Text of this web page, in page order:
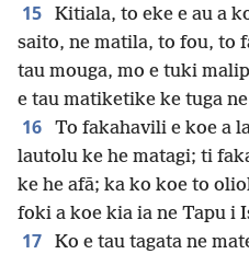
15
Kitiala, to eke e au a
saito, ne matila, to fou, to
tau mouga, mo e tuki
e tau matiketike ke tuga
16
To fakahavili e koe a
lautolu ke he matagi; ti
ke he afā; ka ko koe to
foki a koe kia ia ne Tapu i
17
Ko e tau tagata ne